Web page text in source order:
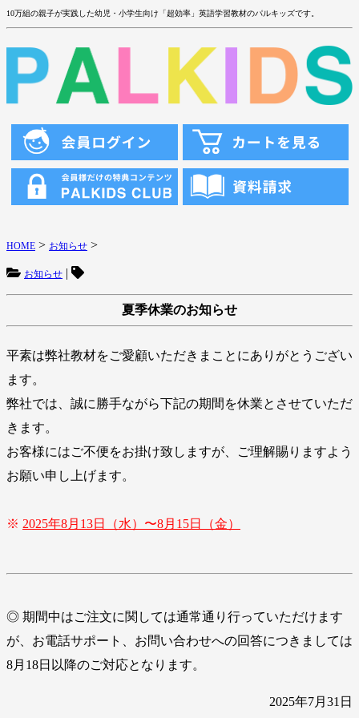
10万組の親子が実践した幼児・小学生向け「超効率」英語学習教材のパルキッズです。
HOME > お知らせ >
お知らせ |
夏季休業のお知らせ
平素は弊社教材をご愛顧いただきまことにありがとうござい
ます。
弊社では、誠に勝手ながら下記の期間を休業とさせていただ
きます。
お客様にはご不便をお掛け致しますが、ご理解賜りますよう
お願い申し上げます。
※ 2025年8月13日（水）〜8月15日（金）
◎ 期間中はご注文に関しては通常通り行っていただけます
が、お電話サポート、お問い合わせへの回答につきましては
8月18日以降のご対応となります。
2025年7月31日